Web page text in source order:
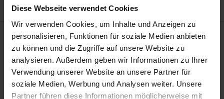
Diese Webseite verwendet Cookies
Wir verwenden Cookies, um Inhalte und Anzeigen zu
personalisieren, Funktionen für soziale Medien anbieten
zu können und die Zugriffe auf unsere Website zu
analysieren. Außerdem geben wir Informationen zu Ihrer
Verwendung unserer Website an unsere Partner für
soziale Medien, Werbung und Analysen weiter. Unsere
Partner führen diese Informationen möglicherweise mit
Description
Die Rechtsphilosophie bezieht sich auf das
tatsächlich geltende Recht, d.h. Gesetze,
Gerichtsurteile usw. und betrachtet es aus einer